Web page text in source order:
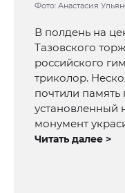
Фото: Анастасия
В полдень на
Тазовского
российского
триколор.
почтили
установленный
монумент
Читать далее >